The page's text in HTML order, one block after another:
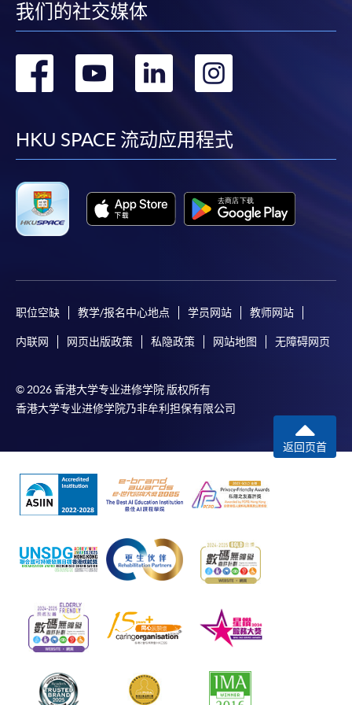
我们的社交媒体
转
facebook
转
youtube
转
linkedin
HKU SPACE 流动应用程式
职位空缺 教学/报名中心地点 学员网站 教师网站
内联网 网页出版政策 私隐政策 网站地图 无障碍网页
© 2026 香港大学专业进修学院 版权所有
香港大学专业进修学院乃非牟利担保有限公司
返回页首